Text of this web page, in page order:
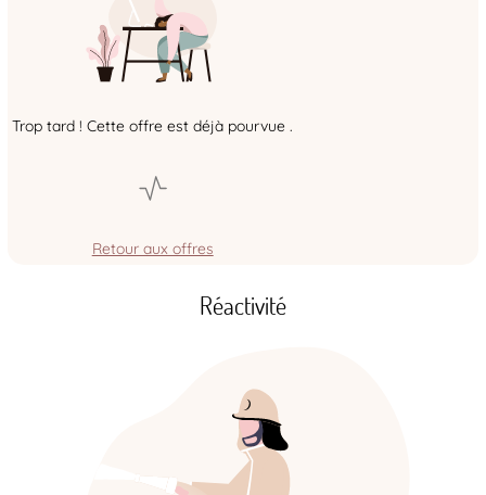
Trop tard ! Cette offre est déjà pourvue .
Retour aux offres
Réactivité